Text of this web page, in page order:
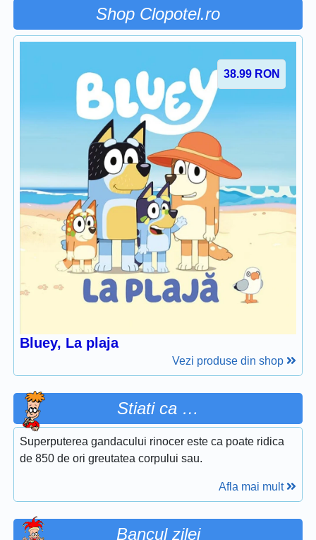
Shop Clopotel.ro
38.99 RON
Bluey, La plaja
Vezi produse din shop
Stiati ca …
Superputerea gandacului rinocer este ca poate ridica
de 850 de ori greutatea corpului sau.
Afla mai mult
Bancul zilei